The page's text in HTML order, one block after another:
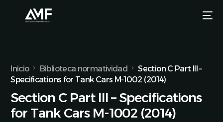
Inicio Biblioteca normatividad
Section C Part III –
Specifications for Tank Cars M-1002 (2014)
Section C Part III – Specifications
for Tank Cars M-1002 (2014)